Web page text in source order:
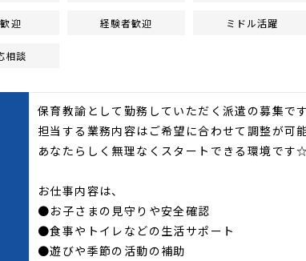
迎 経験者歓迎 ミドル活躍
相談
保育教諭として勤務していただく派遣の募集で
担当する業務内容はご希望に合わせて調整が可能
あなたらしく無理なくスタートできる環境です
お仕事内容は、
●お子さまの見守りや安全確認
●食事やトイレなどの生活サポート
●遊びや季節の活動の補助